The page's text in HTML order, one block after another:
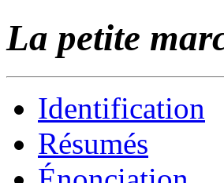
La petite
Identification
Résumés